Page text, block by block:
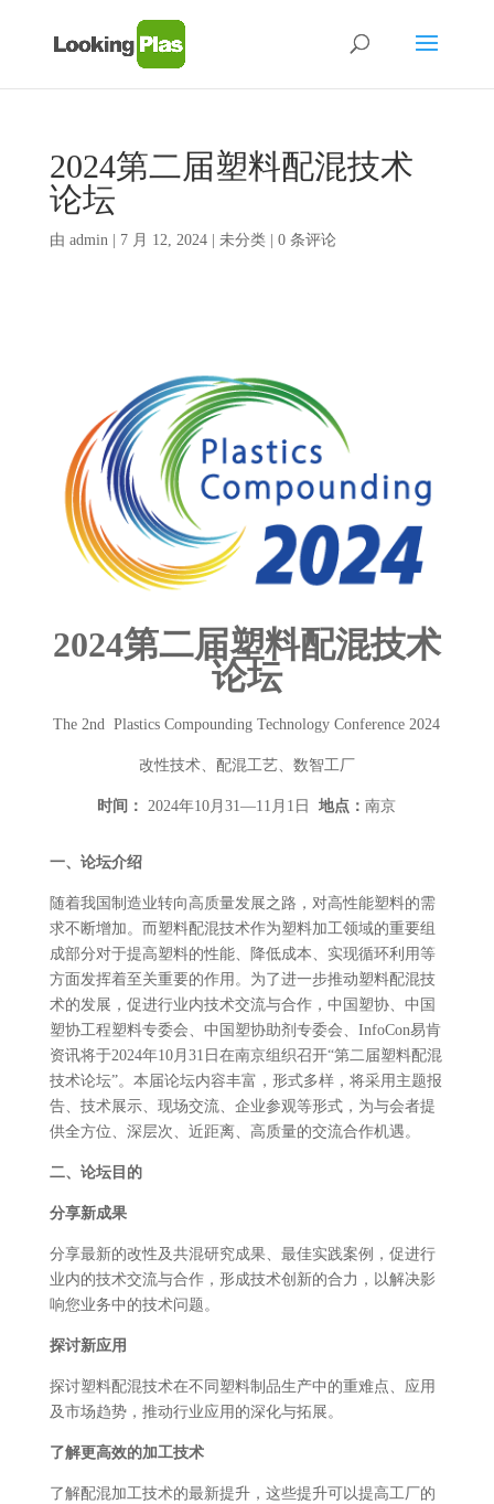
2024第二届塑料配混技术
论坛
由 admin| 7 月 12, 2024| 未分类 | 0 条评论
2024第二届塑料配混技术
论坛
The 2nd Plastics Compounding Technology Conference 2024
改性技术、配混工艺、数智工厂
时间： 2024年10月31—11月1日地点：南京
一、论坛介绍
随着我国制造业转向高质量发展之路，对高性能塑料的需
求不断增加。而塑料配混技术作为塑料加工领域的重要组
成部分对于提高塑料的性能、降低成本、实现循环利用等
方面发挥着至关重要的作用。为了进一步推动塑料配混技
术的发展，促进行业内技术交流与合作，中国塑协、中国
塑协工程塑料专委会、中国塑协助剂专委会、InfoCon易肯
资讯将于2024年10月31日在南京组织召开“第二届塑料配混
技术论坛”。本届论坛内容丰富，形式多样，将采用主题报
告、技术展示、现场交流、企业参观等形式，为与会者提
供全方位、深层次、近距离、高质量的交流合作机遇。
二、 论坛目的
分享新成果
分享最新的改性及共混研究成果、最佳实践案例，促进行
业内的技术交流与合作，形成技术创新的合力，以解决影
响您业务中的技术问题。
探讨新应用
探讨塑料配混技术在不同塑料制品生产中的重难点、应用
及市场趋势，推动行业应用的深化与拓展。
了解更高效的加工技术
了解配混加工技术的最新提升，这些提升可以提高工厂的